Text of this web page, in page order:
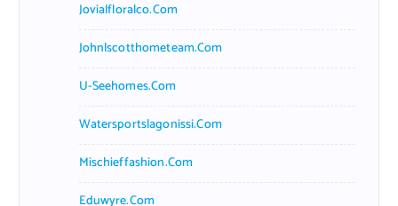
Jovialfloralco.com
Johnlscotthometeam.com
U-Seehomes.com
Watersportslagonissi.com
Mischieffashion.com
Eduwyre.com